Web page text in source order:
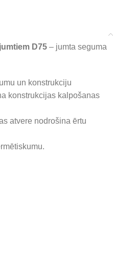
D75 – jumta seguma
un konstrukciju
konstrukcijas kalpošanas
atvere nodrošina ērtu